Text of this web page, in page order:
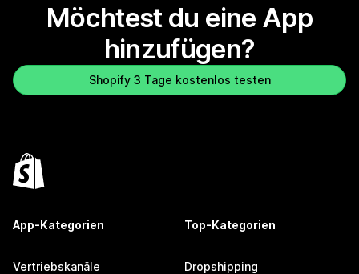
Möchtest du eine App
hinzufügen?
Shopify 3 Tage kostenlos testen
App-Kategorien
Vertriebskanäle
Top-Kategorien
Dropshipping